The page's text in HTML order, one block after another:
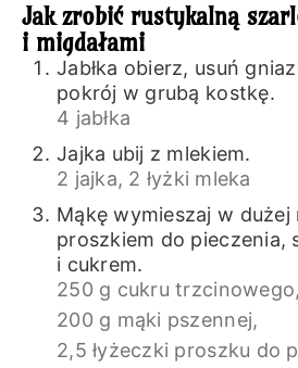
Jak zrobić rustykalną
i migdałami
Jabłka obierz, usuń
pokrój w grubą kostkę.
4 jabłka
Jajka ubij z mlekiem.
2 jajka, 2 łyżki mleka
Mąkę wymieszaj w dużej
proszkiem do pieczenia,
i cukrem.
250 g cukru trzcinowego,
200 g mąki pszennej,
2,5 łyżeczki proszku do